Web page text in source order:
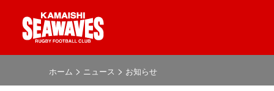
ホーム > ニュース > お知らせ